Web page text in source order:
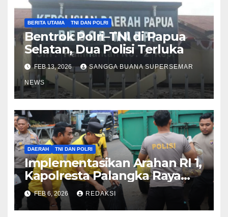
BERITA UTAMA TNI DAN POLRI
Bentrok Polri–TNI di Papua
Selatan, Dua Polisi Terluka
FEB 13, 2026 SANGGA BUANA SUPERSEMAR
NEWS
DAERAH TNI DAN POLRI
Implementasikan Arahan RI 1,
Kapolresta Palangka Raya
Dampingi Kapolda Kalteng
Kurve di Pasar Besar
FEB 6, 2026 REDAKSI